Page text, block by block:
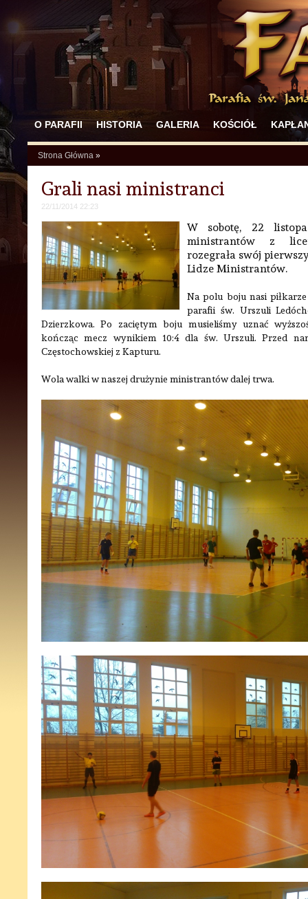
O PARAFII HISTORIA GALERIA KOŚCIÓŁ
Strona Główna »
Grali nasi ministranci
22/11/2014 22:23
W sobotę, 22
ministrantów z
rozegrała swój
Lidze Ministrantów.
Na polu boju nasi
parafii św. Urszuli
Dzierzkowa. Po zaciętym boju musieliśmy uznać
kończąc mecz wynikiem 10:4 dla św. Urszuli. Przed
Częstochowskiej z Kapturu.
Wola walki w naszej drużynie ministrantów dalej trwa.